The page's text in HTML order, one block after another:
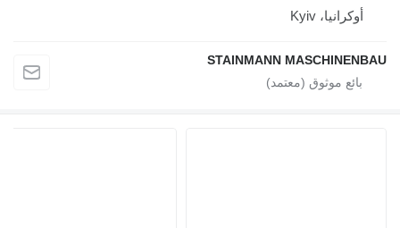
أوكرانيا، Kyiv
STAINMANN MASCHINENBAU